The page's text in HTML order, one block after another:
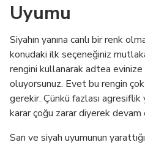
Uyumu
Siyahın yanına canlı bir renk
konudaki ilk seçeneğiniz
rengini kullanarak adtea
oluyorsunuz. Evet bu rengin
gerekir. Çünkü fazlası
karar çoğu zarar diyerek devam
Sarı ve siyah uyumunun